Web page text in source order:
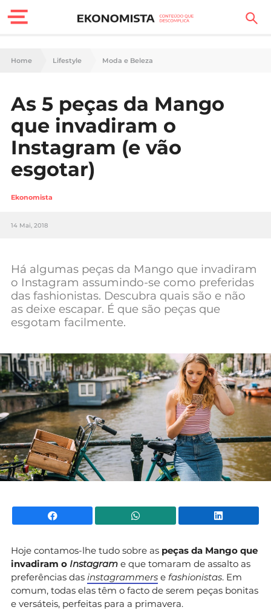
Finanças Pessoais
Carreira
Casa
Lifestyle
Sociedade
Tecnologia
Negócios
Mundial 2026
Home Lifestyle Moda e Beleza
As 5 peças da Mango
que invadiram o
Instagram (e vão
esgotar)
Ekonomista
14 Mai, 2018
Há algumas peças da Mango que invadiram
o Instagram assumindo-se como preferidas
das fashionistas. Descubra quais são e não
as deixe escapar. É que são peças que
esgotam facilmente.
Facebook WhatsApp
Hoje contamos-lhe tudo sobre as peças da Mango que
invadiram o Instagram e que tomaram de assalto as
preferências das instagrammers e fashionistas. Em
comum, todas elas têm o facto de serem peças bonitas
e versáteis, perfeitas para a primavera.